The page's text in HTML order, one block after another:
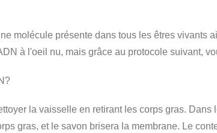
molécule présente dans tous les êtres vivants
à l'oeil nu, mais grâce au protocole suivant,
la vaisselle en retirant les corps gras.
gras, et le savon brisera la membrane. Le